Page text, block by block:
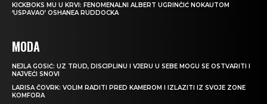
KICKBOKS MU U KRVI: FENOMENALNI ALBERT UGRINČIĆ NOKAUTOM
‘USPAVAO’ OSHANEA RUDDOCKA
MODA
NEJLA GOSIĆ: UZ TRUD, DISCIPLINU I VJERU U SEBE MOGU SE OSTVARITI I
NAJVEĆI SNOVI
LARISA ČOVRK: VOLIM RADITI PRED KAMEROM I IZLAZITI IZ SVOJE ZONE
KOMFORA